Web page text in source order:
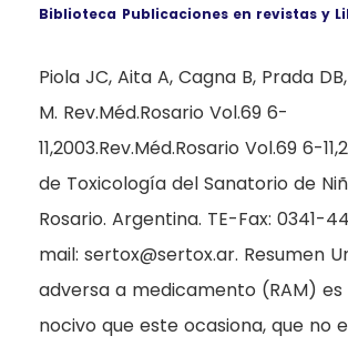
Biblioteca Publicaciones en revistas y
Piola JC, Aita A, Cagna B, Prada
M. Rev.Méd.Rosario Vol.69 6-
11,2003.Rev.Méd.Rosario Vol.69 6-
de Toxicología del Sanatorio de
Rosario. Argentina. TE-Fax: 0341-
mail: sertox@sertox.ar. Resumen
adversa a medicamento (RAM)
nocivo que este ocasiona, que no